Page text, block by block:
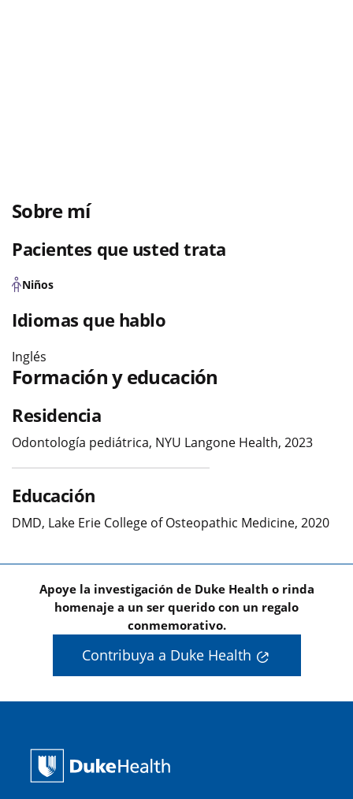
Sobre mí
Pacientes que usted trata
Niños
Idiomas que hablo
Inglés
Formación y educación
Residencia
Odontología pediátrica, NYU Langone Health, 2023
Educación
DMD, Lake Erie College of Osteopathic Medicine, 2020
Apoye la investigación de Duke Health o rinda
homenaje a un ser querido con un regalo
conmemorativo.
Contribuya a Duke Health